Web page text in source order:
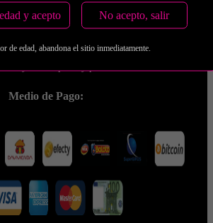
y acepto No acepto, salir
de edad, abandona el sitio inmediatamente.
2,000,000.00
Medio de Pago: